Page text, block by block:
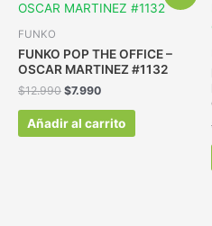
FUNKO
FUNKO POP THE OFFICE –
OSCAR MARTINEZ #1132
$12.990 $7.990
Añadir al carrito